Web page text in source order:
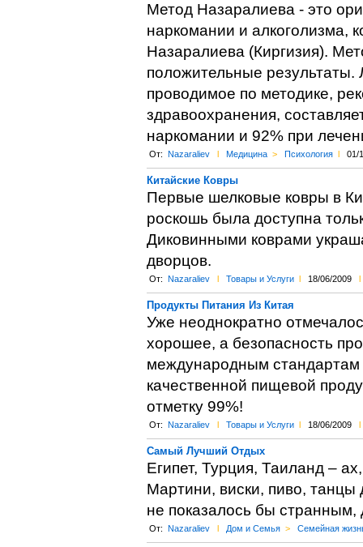
Метод Назаралиева - это
наркомании и алкоголизма,
Назаралиева (Киргизия).
положительные результаты.
проводимое по методике,
здравоохранения,
наркомании и 92% при
От: Nazaraliev l Медицина > Психология l 01/
Китайские Ковры
Первые шелковые ковры в
роскошь была доступна
Диковинными коврами
дворцов.
От: Nazaraliev l Товары и Услуги l 18/06/2009 l
Продукты Питания Из Китая
Уже неоднократно
хорошее, а безопасность
международным стандартам
качественной пищевой
отметку 99%!
От: Nazaraliev l Товары и Услуги l 18/06/2009 l
Самый Лучший Отдых
Египет, Турция, Таиланд –
Мартини, виски, пиво, танцы
не показалось бы
От: Nazaraliev l Дом и Семья > Семейная